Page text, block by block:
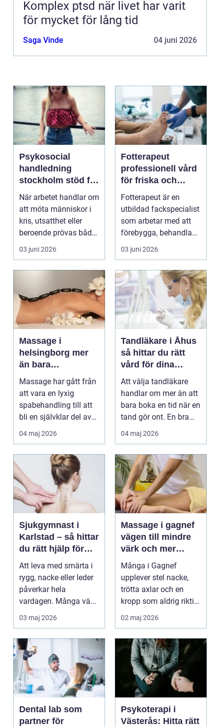
Komplex ptsd när livet har varit
för mycket för lång tid
Saga Vinde 04 juni 2026
Psykosocial
handledning
stockholm stöd för
hållbart arbete
med människor
När arbetet handlar om
att möta människor i
kris, utsatthet eller
beroende prövas både
yrkesrollen o...
03 juni 2026
Fotterapeut
professionell vård
för friska och
starkare fötter
Fotterapeut är en
utbildad fackspecialist
som arbetar med att
förebygga, behandla
och lindra problem...
03 juni 2026
Massage i
helsingborg mer
än bara
avkoppling
Massage har gått från
att vara en lyxig
spabehandling till att
bli en självklar del av
mångas vardag...
04 maj 2026
Tandläkare i Åhus
så hittar du rätt
vård för dina
tänder
Att välja tandläkare
handlar om mer än att
bara boka en tid när en
tand gör ont. En bra
tandvårdskli...
04 maj 2026
Sjukgymnast i
Karlstad – så hittar
du rätt hjälp för
smärta och rehab
Att leva med smärta i
rygg, nacke eller leder
påverkar hela
vardagen. Många vä...
03 maj 2026
Massage i gagnef
vägen till mindre
värk och mer
vardagsenergi
Många i Gagnef
upplever stel nacke,
trötta axlar och en
kropp som aldrig riktigt
hinner återhämta si...
02 maj 2026
Dental lab som
partner för
Psykoterapi i
Västerås: Hitta rätt